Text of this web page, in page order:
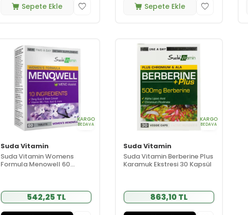
Sepete Ekle Sepete Ekle
KARGO
BEDAVA
Suda Vitamin
Suda Vitamin Womens
Formula Menowell 60
542,25 TL
KARGO
BEDAVA
Suda Vitamin
Suda Vitamin Berberine Plus
Karamuk Ekstresi 30 Kapsül
863,10 TL